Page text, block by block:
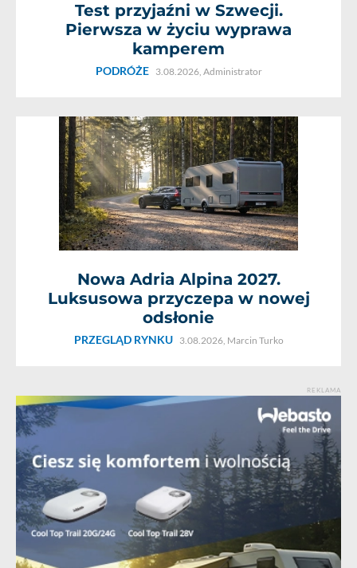
Test przyjaźni w Szwecji.
Pierwsza w życiu wyprawa
kamperem
PODRÓŻE 3.08.2026, Administrator
Nowa Adria Alpina 2027.
Luksusowa przyczepa w nowej
odsłonie
PRZEGLĄD RYNKU 3.08.2026, Marcin Turko
REKLAMA